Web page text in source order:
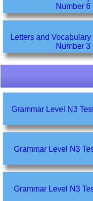
Number 6
Letters and Vocabulary Test
Number 3
Grammar
Grammar
Grammar